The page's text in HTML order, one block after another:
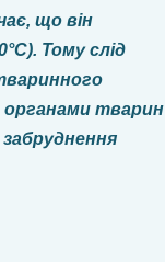
що він
Тому слід
органами тварин